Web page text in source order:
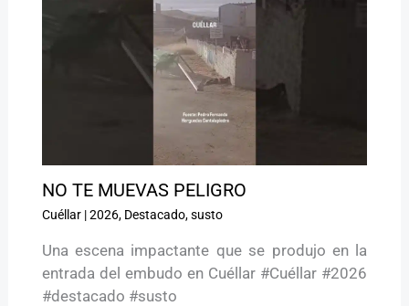
NO TE MUEVAS PELIGRO ️
Cuéllar|2026, Destacado,susto
Una escena impactante que se produjo en la
entrada del embudo en Cuéllar #Cuéllar #2026
#destacado #susto